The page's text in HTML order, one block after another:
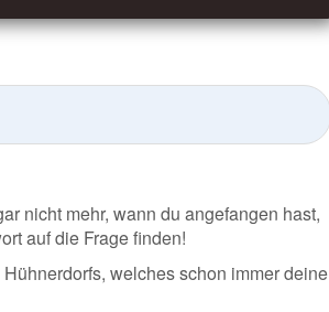
nicht mehr, wann du angefangen hast,
auf die Frage finden!
welches schon immer deine